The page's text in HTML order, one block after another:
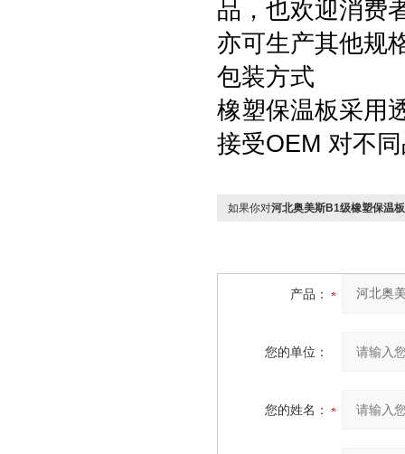
品，也欢迎消费
亦可生产其他规
包装方式
橡塑保温板采用
接受OEM 对不
如果你对河北奥美斯B1级橡塑保温
产品：
您的单位：
您的姓名：